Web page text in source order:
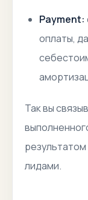
Payment:
оплаты,
Так вы
лидами.